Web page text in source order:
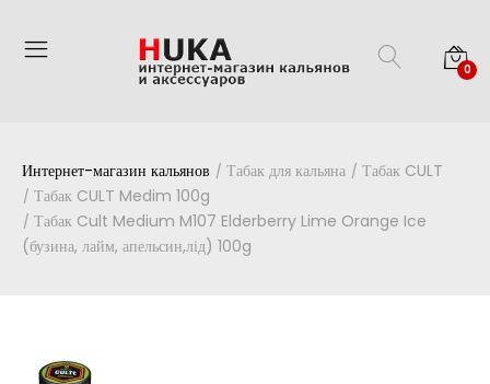
0
Интернет-магазин кальянов Табак для кальяна
Табак CULT
Табак CULT Medim 100g
Табак Cult Medium M107 Elderberry Lime Orange Ice
(бузина, лайм, апельсин,лід) 100g